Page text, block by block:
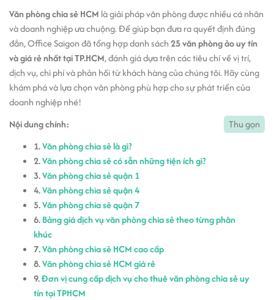
Văn phòng chia sẻ HCM là giải pháp văn phòng được nhiều cá nhân
và doanh nghiệp ưa chuộng. Để giúp bạn đưa ra quyết định đúng
đắn, Office Saigon đã tổng hợp danh sách 25 văn phòng ảo uy tín
và giá rẻ nhất tại TP.HCM, đánh giá dựa trên các tiêu chí về vị trí,
dịch vụ, chi phí và phản hồi từ khách hàng của chúng tôi. Hãy cùng
khám phá và lựa chọn văn phòng phù hợp cho sự phát triển của
doanh nghiệp nhé!
Nội dung chính:
Thu gọn
1.Văn phòng chia sẻ là gì?
2.Văn phòng chia sẻ có sẵn những tiện ích gì?
3.Văn phòng chia sẻ quận 1
4.Văn phòng chia sẻ quận 4
5.Văn phòng chia sẻ quận 7
6.Bảng giá dịch vụ văn phòng chia sẻ theo từng phân
khúc
7.Văn phòng chia sẻ HCM cao cấp
8.Văn phòng chia sẻ HCM giá rẻ
9.Đơn vị cung cấp dịch vụ cho thuê văn phòng chia sẻ uy
tín tại TPHCM